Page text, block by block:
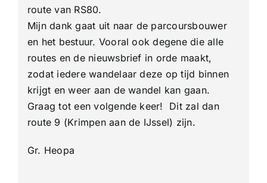
route van RS80.
Mijn dank gaat uit naar de parcoursbouwer
en het bestuur. Vooral ook degene die alle
routes en de nieuwsbrief in orde maakt,
zodat iedere wandelaar deze op tijd binnen
krijgt en weer aan de wandel kan gaan.
Graag tot een volgende keer! Dit zal dan
route 9 (Krimpen aan de IJssel) zijn.
Gr. Heopa